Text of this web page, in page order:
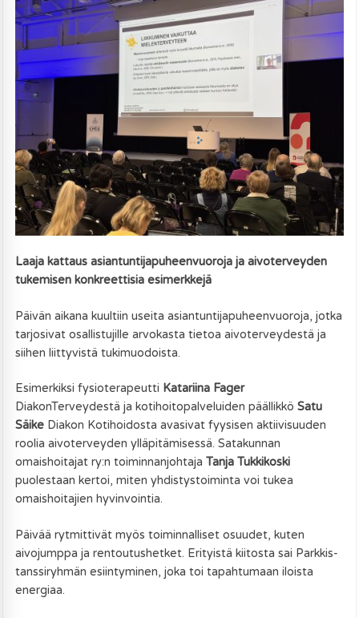
Laaja kattaus asiantuntijapuheenvuoroja ja aivoterveyden
tukemisen konkreettisia esimerkkejä
Päivän aikana kuultiin useita asiantuntijapuheenvuoroja, jotka
tarjosivat osallistujille arvokasta tietoa aivoterveydestä ja
siihen liittyvistä tukimuodoista.
Esimerkiksi fysioterapeutti Katariina Fager
DiakonTerveydestä ja kotihoitopalveluiden päällikkö Satu
Säike Diakon Kotihoidosta avasivat fyysisen aktiivisuuden
roolia aivoterveyden ylläpitämisessä. Satakunnan
omaishoitajat ry:n toiminnanjohtaja Tanja Tukkikoski
puolestaan kertoi, miten yhdistystoiminta voi tukea
omaishoitajien hyvinvointia.
Päivää rytmittivät myös toiminnalliset osuudet, kuten
aivojumppa ja rentoutushetket. Erityistä kiitosta sai Parkkis-
tanssiryhmän esiintyminen, joka toi tapahtumaan iloista
energiaa.